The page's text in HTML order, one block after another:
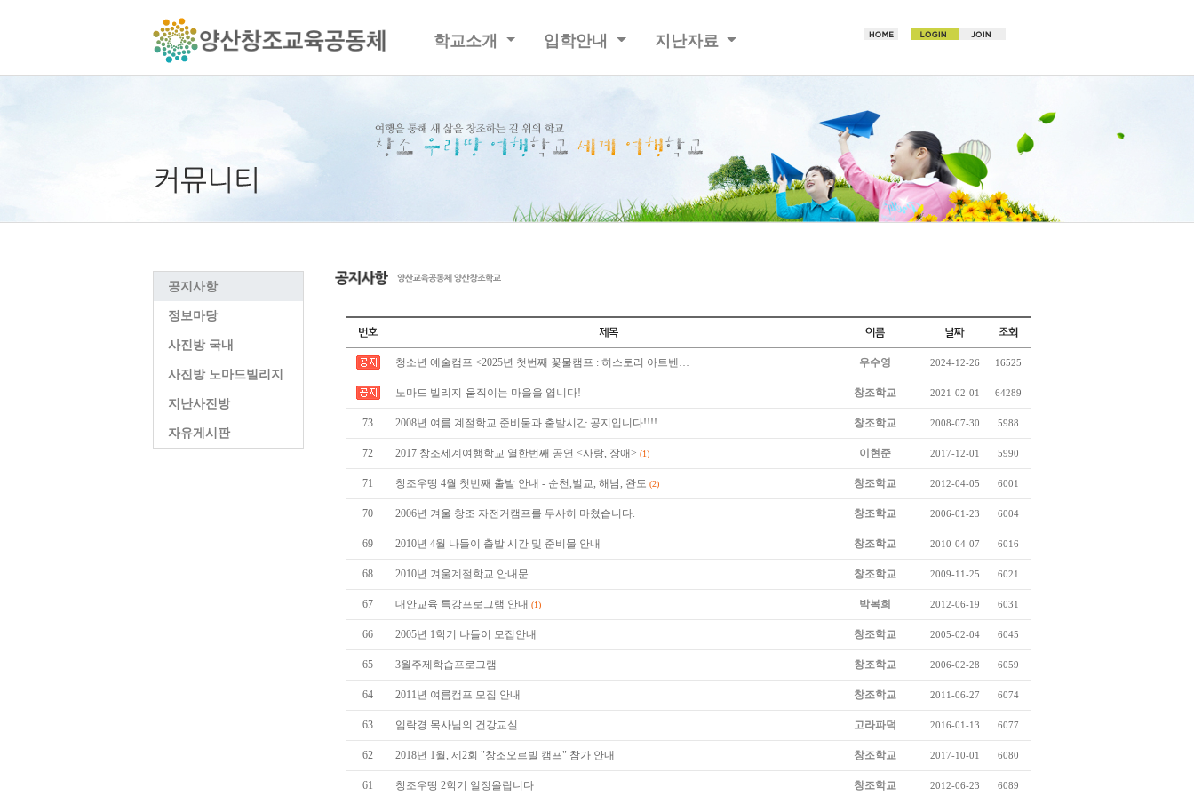
학교소개 입학안내 지난자료
공지사항
정보마당
사진방 국내
사진방 노마드빌리지
지난사진방
자유게시판
청소년 예술캠프 <2025년 첫번째 꽃물캠프 : 히스토리 아트벤… 우수영 2024-12-26 16525
노마드 빌리지-움직이는 마을을 엽니다! 창조학교 2021-02-01 64289
73 2008년 여름 계절학교 준비물과 출발시간 공지입니다!!!! 창조학교 2008-07-30 5988
72 2017 창조세계여행학교 열한번째 공연 <사랑, 장애> (1) 이현준 2017-12-01 5990
71 창조우땅 4월 첫번째 출발 안내 - 순천,벌교, 해남, 완도 (2) 창조학교 2012-04-05 6001
70 2006년 겨울 창조 자전거캠프를 무사히 마쳤습니다. 창조학교 2006-01-23 6004
69 2010년 4월 나들이 출발 시간 및 준비물 안내 창조학교 2010-04-07 6016
68 2010년 겨울계절학교 안내문 창조학교 2009-11-25 6021
67 대안교육 특강프로그램 안내 (1) 박복희 2012-06-19 6031
66 2005년 1학기 나들이 모집안내 창조학교 2005-02-04 6045
65 3월주제학습프로그램 창조학교 2006-02-28 6059
64 2011년 여름캠프 모집 안내 창조학교 2011-06-27 6074
63 임락경 목사님의 건강교실 고라파덕 2016-01-13 6077
62 2018년 1월, 제2회 "창조오르빌 캠프" 참가 안내 창조학교 2017-10-01 6080
61 창조우땅 2학기 일정올립니다 창조학교 2012-06-23 6089